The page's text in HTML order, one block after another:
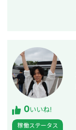
0いいね!
稼働ステータス